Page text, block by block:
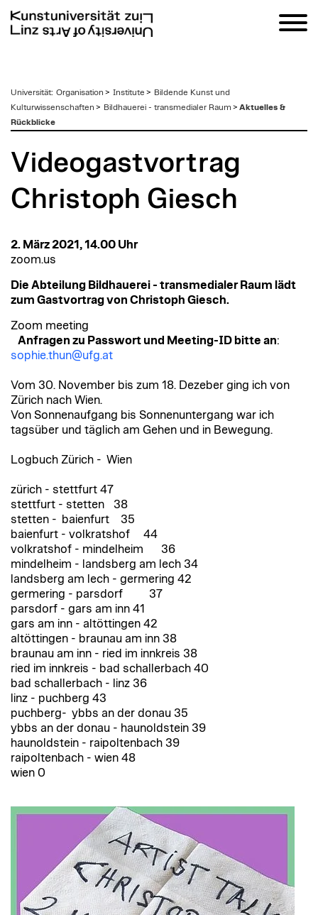
zum
Inhalt
Universität: Organisation > Institute > Bildende Kunst und
Kulturwissenschaften > Bildhauerei - transmedialer Raum > Aktuelles &
Rückblicke
Videogastvortrag
Christoph Giesch
2. März 2021, 14.00 Uhr
zoom.us
Die Abteilung Bildhauerei - transmedialer Raum lädt
zum Gastvortrag von Christoph Giesch.
Zoom meeting
Anfragen zu Passwort und Meeting-ID bitte an:
sophie.thun@ufg.at
Vom 30. November bis zum 18. Dezeber ging ich von
Zürich nach Wien.
Von Sonnenaufgang bis Sonnenuntergang war ich
tagsüber und täglich am Gehen und in Bewegung.
Logbuch Zürich - Wien
zürich - stettfurt 47
stettfurt - stetten 38
stetten - baienfurt 35
baienfurt - volkratshof 44
volkratshof - mindelheim 36
mindelheim - landsberg am lech 34
landsberg am lech - germering 42
germering - parsdorf 37
parsdorf - gars am inn 41
gars am inn - altöttingen 42
altöttingen - braunau am inn 38
braunau am inn - ried im innkreis 38
ried im innkreis - bad schallerbach 40
bad schallerbach - linz 36
linz - puchberg 43
puchberg- ybbs an der donau 35
ybbs an der donau - haunoldstein 39
haunoldstein - raipoltenbach 39
raipoltenbach - wien 48
wien 0